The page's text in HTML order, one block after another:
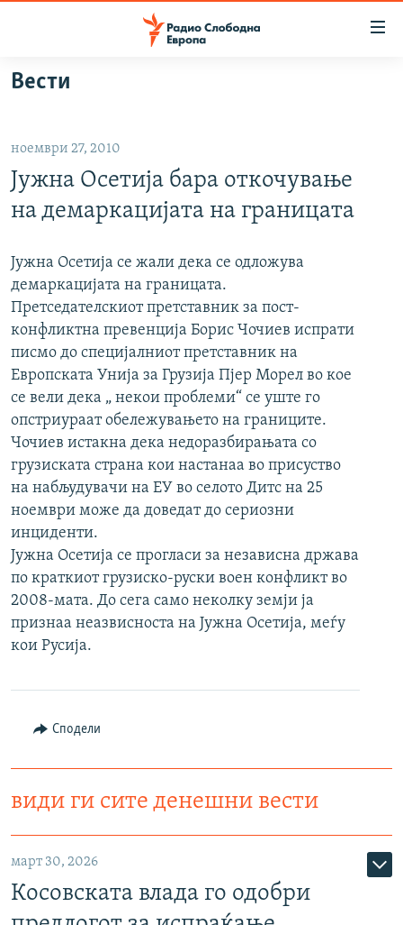
Оди
на
главната
навигација
на
пребарување
ВИЗУЕЛНО
ВЕСТИ
ШТО ТРЕБА ДА ЗНАЕТЕ
ПРИЈАВИ СЕ ЗА ЊУЗЛЕТЕР
ПОДКАСТ ЗОШТО?
СЛЕДЕТЕ НЕ
РСЕ веб страници
Вести
ноември 27, 2010
Јужна Осетија бара откочување
на демаркацијата на границата
Јужна Осетија се жали дека се одложува
демаркацијата на границата.
Претседателскиот претставник за пост-
конфликтна превенција Борис Чочиев испрати
писмо до специјалниот претставник на
Европската Унија за Грузија Пјер Морел во кое
се вели дека „ некои проблеми“ се уште го
опстриураат обележувањето на границите.
Чочиев истакна дека недоразбирањата со
грузиската страна кои настанаа во присуство
на набљудувачи на ЕУ во селото Дитс на 25
ноември може да доведат до сериозни
инциденти.
Јужна Осетија се прогласи за независна држава
по краткиот грузиско-руски воен конфликт во
2008-мата. До сега само неколку земји ја
признаа неазвисноста на Јужна Осетија, меѓу
кои Русија.
Сподели
види ги сите денешни вести
март 30, 2026
Косовската влада го одобри